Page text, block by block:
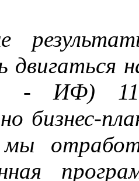
двигаться
- ИФ) 11
бизнес-